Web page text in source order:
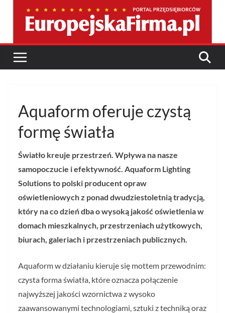
Aquaform oferuje czystą
formę światła
Światło kreuje przestrzeń. Wpływa na nasze
samopoczucie i efektywność. Aquaform Lighting
Solutions to polski producent opraw
oświetleniowych z ponad dwudziestoletnią tradycją,
który na co dzień dba o wysoką jakość oświetlenia w
domach mieszkalnych, przestrzeniach użytkowych,
biurach, galeriach i przestrzeniach publicznych.
Aquaform w działaniu kieruje się mottem przewodnim:
czysta forma światła, które oznacza połączenie
najwyższej jakości wzornictwa z wysoko
zaawansowanymi technologiami, sztuki z techniką oraz